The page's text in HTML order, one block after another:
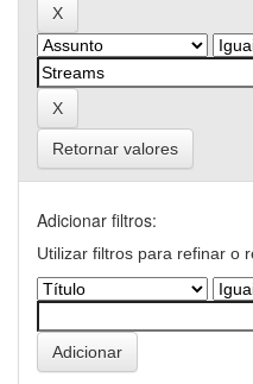
Retornar valores
Adicionar filtros:
Utilizar filtros para refinar o